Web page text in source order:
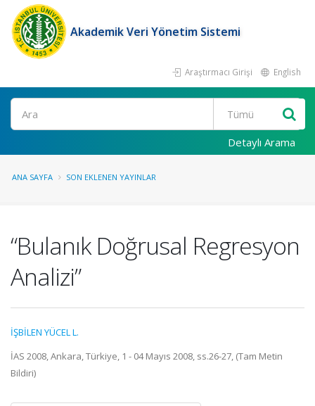
Akademik Veri Yönetim Sistemi
Araştırmacı Girişi English
Ara
Detaylı Arama
ANA SAYFA SON EKLENEN YAYINLAR
“Bulanık Doğrusal Regresyon
Analizi”
İŞBİLEN YÜCEL L.
İAS 2008, Ankara, Türkiye, 1 - 04 Mayıs 2008, ss.26-27, (Tam Metin
Bildiri)